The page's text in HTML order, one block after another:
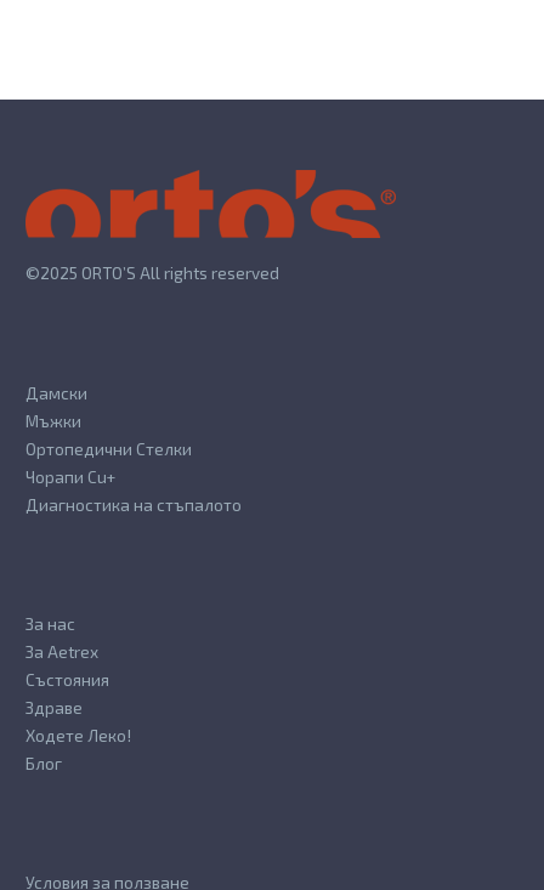
©2025 ORTO’S All rights reserved
Дамски
Мъжки
Ортопедични Стелки
Чорапи Cu+
Диагностика на стъпалото
За нас
За Aetrex
Състояния
Здраве
Ходете Леко!
Блог
Условия за ползване